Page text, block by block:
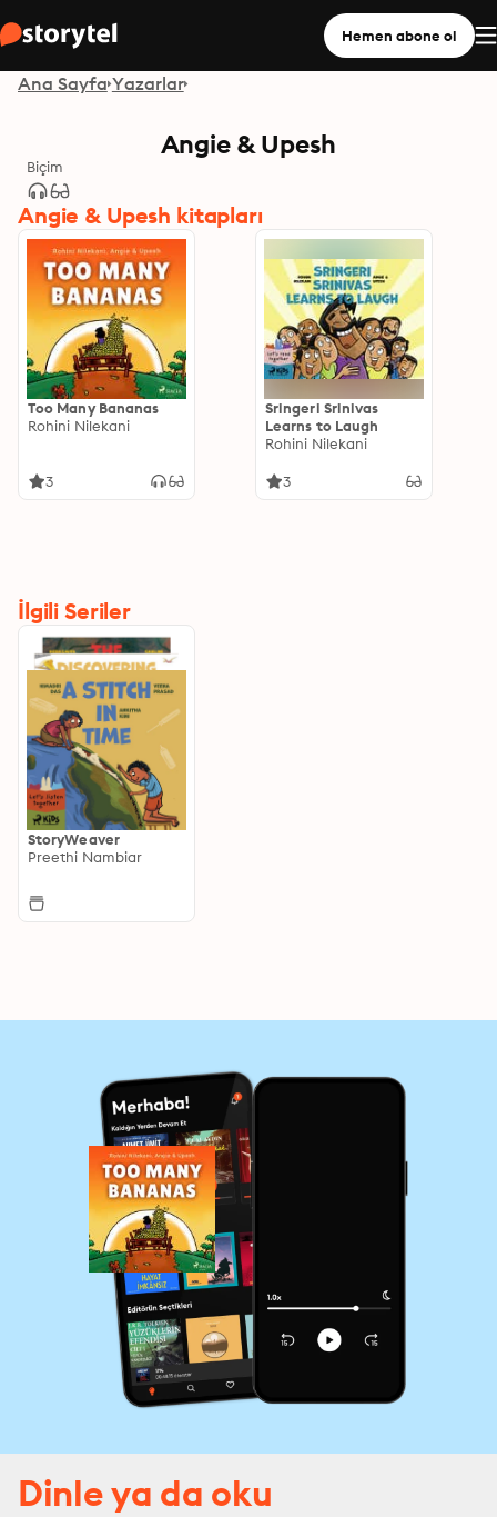
Hemen abone ol
Ana Sayfa Yazarlar
Angie & Upesh
Biçim
Angie & Upesh kitapları
Too Many Bananas
Rohini Nilekani
3
Sringeri Srinivas
Learns to Laugh
Rohini Nilekani
3
İlgili Seriler
StoryWeaver
Preethi Nambiar
Dinle ya da oku